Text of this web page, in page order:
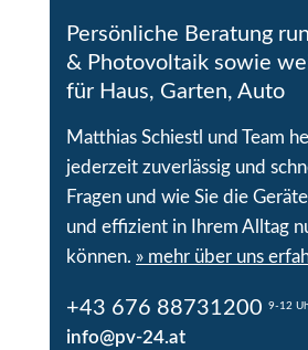
Persönliche Beratung
& Photovoltaik sowie
für Haus, Garten, Auto
Matthias Schiestl und Team
jederzeit zuverlässig und
Fragen und wie Sie die
und effizient in Ihrem Alltag
können. » mehr über uns
+43 676 88731200 9-12
info@pv-24.at